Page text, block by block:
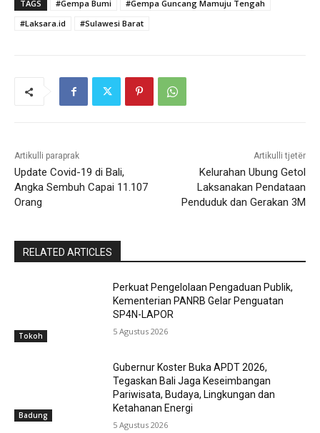
TAGS #Gempa Bumi
#Gempa Guncang Mamuju Tengah
#Laksara.id
#Sulawesi Barat
Artikulli paraprak
Update Covid-19 di Bali,
Angka Sembuh Capai 11.107
Orang
Artikulli tjetër
Kelurahan Ubung Getol
Laksanakan Pendataan
Penduduk dan Gerakan 3M
RELATED ARTICLES
Tokoh
Perkuat Pengelolaan Pengaduan Publik,
Kementerian PANRB Gelar Penguatan
SP4N-LAPOR
5 Agustus 2026
Badung
Gubernur Koster Buka APDT 2026,
Tegaskan Bali Jaga Keseimbangan
Pariwisata, Budaya, Lingkungan dan
Ketahanan Energi
5 Agustus 2026